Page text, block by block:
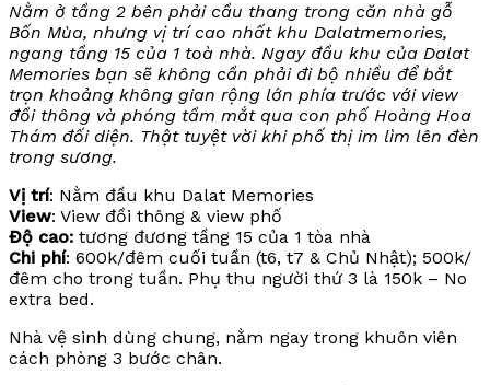
Nằm ở tầng 2 bên phải cầu thang trong căn nhà gỗ
Bốn Mùa, nhưng vị trí cao nhất khu Dalatmemories,
ngang tầng 15 của 1 toà nhà. Ngay đầu khu của Dalat
Memories bạn sẽ không cần phải đi bộ nhiều để bắt
trọn khoảng không gian rộng lớn phía trước với view
đồi thông và phóng tầm mắt qua con phố Hoàng Hoa
Thám đối diện. Thật tuyệt vời khi phố thị im lìm lên đèn
trong sương.
Vị trí: Nằm đầu khu Dalat Memories
View: View đồi thông & view phố
Độ cao: tương đương tầng 15 của 1 tòa nhà
Chi phí: 600k/đêm cuối tuần (t6, t7 & Chủ Nhật); 500k/
đêm cho trong tuần. Phụ thu người thứ 3 là 150k – No
extra bed.
Nhà vệ sinh dùng chung, nằm ngay trong khuôn viên
cách phòng 3 bước chân.